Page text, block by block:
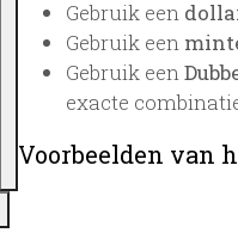
Gebruik een
Gebruik een
Gebruik een
exacte
Voorbeelden van